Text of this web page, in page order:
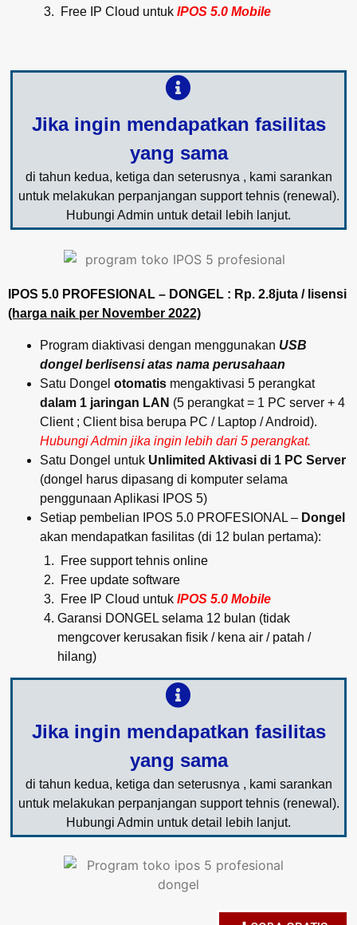
Free IP Cloud untuk IPOS 5.0 Mobile
Jika ingin mendapatkan fasilitas
yang sama
di tahun kedua, ketiga dan seterusnya , kami sarankan
untuk melakukan perpanjangan support tehnis (renewal).
Hubungi Admin untuk detail lebih lanjut.
IPOS 5.0 PROFESIONAL – DONGEL : Rp. 2.8juta / lisensi
(harga naik per November 2022)
Program diaktivasi dengan menggunakan USB
dongel berlisensi atas nama perusahaan
Satu Dongel otomatis mengaktivasi 5 perangkat
dalam 1 jaringan LAN (5 perangkat = 1 PC server + 4
Client ; Client bisa berupa PC / Laptop / Android).
Hubungi Admin jika ingin lebih dari 5 perangkat.
Satu Dongel untuk Unlimited Aktivasi di 1 PC Server
(dongel harus dipasang di komputer selama
penggunaan Aplikasi IPOS 5)
Setiap pembelian IPOS 5.0 PROFESIONAL – Donge
akan mendapatkan fasilitas (di 12 bulan pertama):
Free support tehnis online
Free update software
Free IP Cloud untuk IPOS 5.0 Mobile
Garansi DONGEL selama 12 bulan (tidak
mengcover kerusakan fisik / kena air / patah /
hilang)
Jika ingin mendapatkan fasilitas
yang sama
di tahun kedua, ketiga dan seterusnya , kami sarankan
untuk melakukan perpanjangan support tehnis (renewal).
Hubungi Admin untuk detail lebih lanjut.